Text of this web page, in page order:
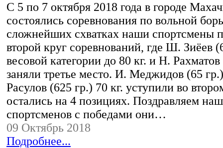
С 5 по 7 октября 2018 года в городе
состоялись соревнования по вольной
сложнейших схватках наши спортсмены
второй круг соревнований, где Ш. Зиёев
весовой категории до 80 кг. и Н.
заняли третье место. И. Меджидов (65
Расулов (625 гр.) 70 кг. уступили во
остались на 4 позициях. Поздравляем
спортсменов с победами они…
09 Октябрь 2018
Подробнее...